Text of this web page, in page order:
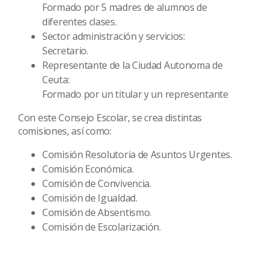
Formado por 5 madres de alumnos de
diferentes clases.
Sector administración y servicios:
Secretario.
Representante de la Ciudad Autonoma de
Ceuta:
Formado por un titular y un representante
Con este Consejo Escolar, se crea distintas
comisiones, así como:
Comisión Resolutoria de Asuntos Urgentes.
Comisión Económica.
Comisión de Convivencia.
Comisión de Igualdad.
Comisión de Absentismo.
Comisión de Escolarización.